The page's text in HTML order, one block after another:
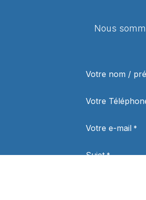
Nous
Votre nom /
Votre
Votre e-mail *
Sujet*